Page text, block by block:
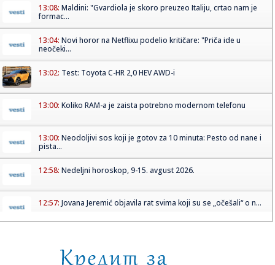
13:08: Maldini: "Gvardiola je skoro preuzeo Italiju, crtao nam je
formac...
13:04: Novi horor na Netflixu podelio kritičare: "Priča ide u
neočeki...
13:02: Test: Toyota C-HR 2,0 HEV AWD-i
13:00: Koliko RAM-a je zaista potrebno modernom telefonu
13:00: Neodoljivi sos koji je gotov za 10 minuta: Pesto od nane i
pista...
12:58: Nedeljni horoskop, 9-15. avgust 2026.
12:57: Jovana Jeremić objavila rat svima koji su se „očešali“ o n...